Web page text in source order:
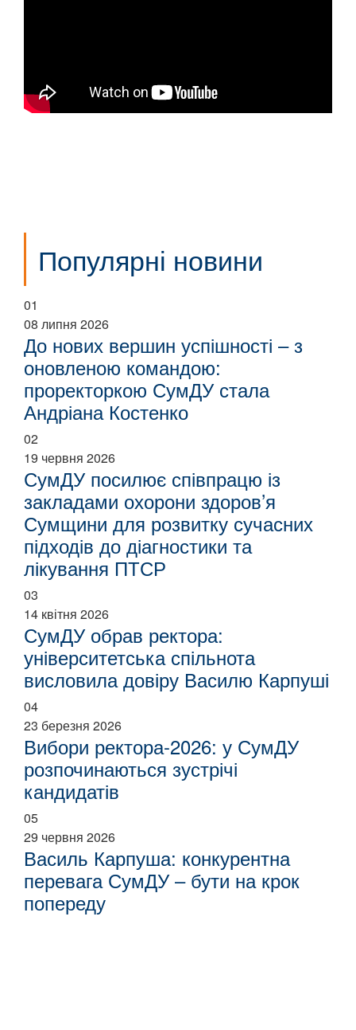
Популярні новини
01
08 липня 2026
До нових вершин успішності – з
оновленою командою:
проректоркою СумДУ стала
Андріана Костенко
02
19 червня 2026
СумДУ посилює співпрацю із
закладами охорони здоров’я
Сумщини для розвитку сучасних
підходів до діагностики та
лікування ПТСР
03
14 квітня 2026
СумДУ обрав ректора:
університетська спільнота
висловила довіру Василю Карпуші
04
23 березня 2026
Вибори ректора-2026: у СумДУ
розпочинаються зустрічі
кандидатів
05
29 червня 2026
Василь Карпуша: конкурентна
перевага СумДУ – бути на крок
попереду